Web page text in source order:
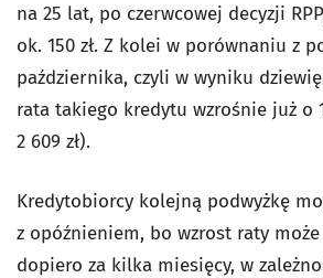
na 25 lat, po czerwcowej decyzji
ok. 150 zł. Z kolei w porównaniu z
października, czyli w wyniku
rata takiego kredytu wzrośnie już o
2 609 zł).
Kredytobiorcy kolejną podwyżkę
z opóźnieniem, bo wzrost raty
dopiero za kilka miesięcy, w